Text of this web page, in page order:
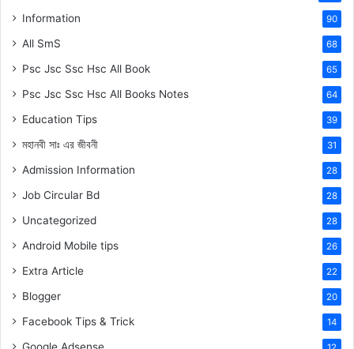
Information 90
All SmS 68
Psc Jsc Ssc Hsc All Book 65
Psc Jsc Ssc Hsc All Books Notes 64
Education Tips 39
মহানবী সাঃ এর জীবনী 31
Admission Information 28
Job Circular Bd 28
Uncategorized 28
Android Mobile tips 26
Extra Article 22
Blogger 20
Facebook Tips & Trick 14